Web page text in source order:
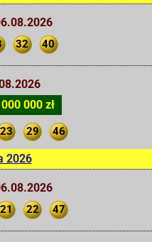
32 40
000 zł
23 29 46
2026
21 22 47